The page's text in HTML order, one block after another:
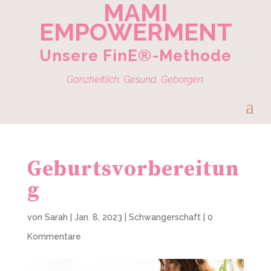
MAMI
EMPOWERMENT
Unsere FinE®-Methode
Ganzheitlich. Gesund. Geborgen.
Geburtsvorbereitun
g
von Sarah Jan. 8, 2023 Schwangerschaft
0
Kommentare